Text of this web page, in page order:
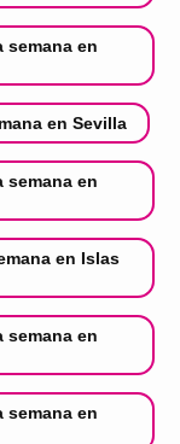
en
en Sevilla
en
en Islas
en
en